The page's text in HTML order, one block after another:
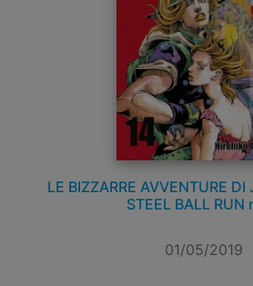
LE BIZZARRE AVVENTURE DI
STEEL BALL RUN
01/05/2019